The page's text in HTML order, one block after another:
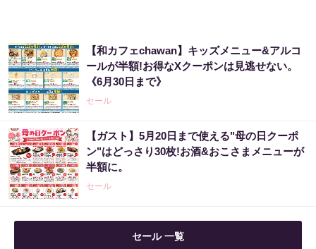
「え、こんなセールやってたの？」80％OFF
以上が続々登場！Amazonの本気が...
PR（Amazon）
【宝くじの裏技】当たる側に回るか、このま
まか
PR（合同会社デジタルファーム ）
【和カフェchawan】キッズメニュー&アルコ
ールが半額!お得なXクーポンは見逃せない。
《6月30日まで》
セール
【ガスト】5月20日まで使える"母の日クーポ
ン"はどっさり30枚!お酒&おこさまメニューが
半額に。
セール
セール 一覧